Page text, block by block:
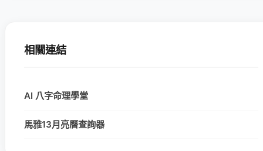
相關連結
AI 八字命理學堂
馬雅13月亮曆查詢器